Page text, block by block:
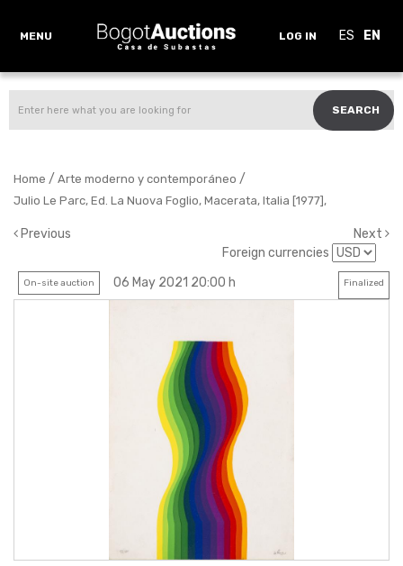
MENU LOG IN ES EN
SEARCH
Home / Arte moderno y contemporáneo /
Julio Le Parc, Ed. La Nuova Foglio, Macerata, Italia [1977],
Previous
Next
Foreign currencies
On-site auction 06 May 2021 20:00 h Finalized